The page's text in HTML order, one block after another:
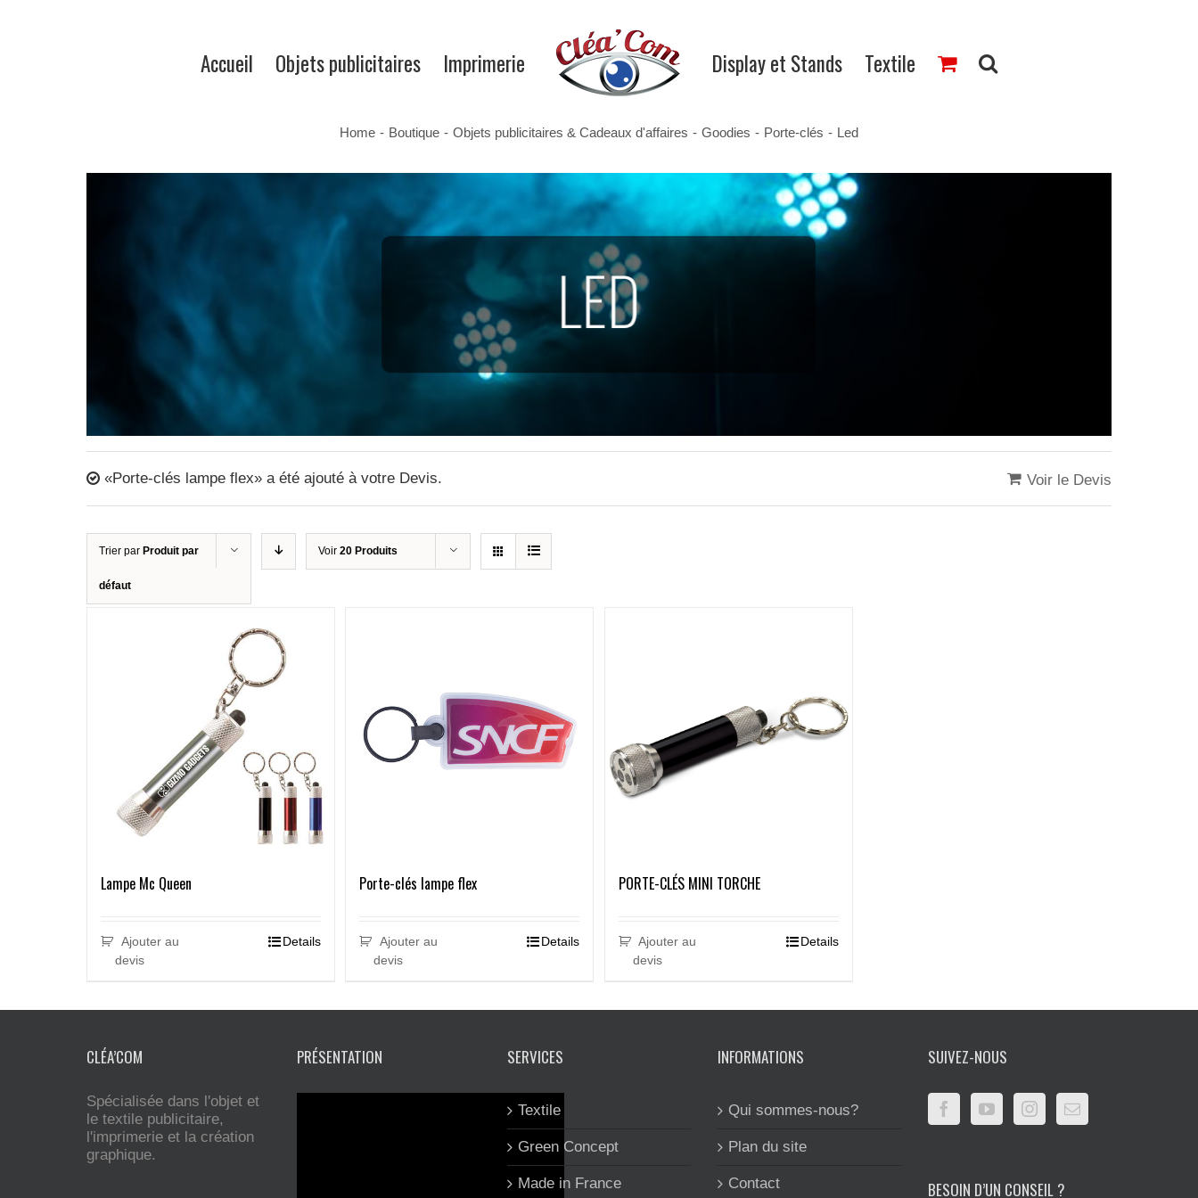
Accueil Objets publicitaires Imprimerie Display et Stands Textile
Home - Boutique - Objets publicitaires & Cadeaux d'affaires - Goodies - Porte-clés - Led
Voir le Devis
«Porte-clés lampe flex» a été ajouté à votre Devis.
Trier par Produit par
défaut
Voir 20 Produits
Lampe Mc Queen
Ajouter au
devis
Details
Porte-clés lampe flex
Ajouter au
devis
Details
PORTE-CLÉS MINI TORCHE
Ajouter au
devis
Details
CLÉA’COM
Spécialisée dans l'objet et
le textile publicitaire,
l'imprimerie et la création
graphique.
PRÉSENTATION SERVICES
Textile
Green Concept
Made in France
INFORMATIONS
Qui sommes-nous?
Plan du site
Contact
SUIVEZ-NOUS
BESOIN D’UN CONSEIL ?